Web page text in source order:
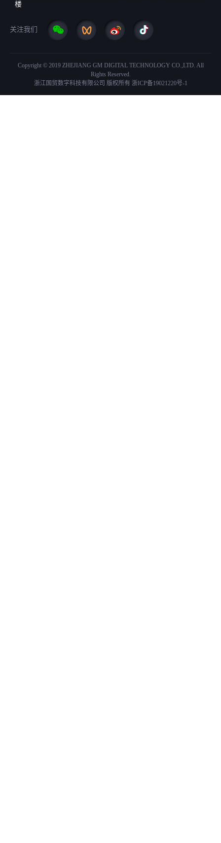
楼
关注我们
Copyright © 2019 ZHEJIANG GM DIGITAL TECHNOLOGY CO.,LTD. All
Rights Reserved.
浙江国贸数字科技有限公司 版权所有 浙ICP备19021220号-1